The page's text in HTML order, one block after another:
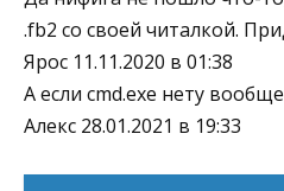
.fb2 со своей читалкой.
Ярос 11.11.2020 в 01:38
А если cmd.exe нету
Алекс 28.01.2021 в 19:33